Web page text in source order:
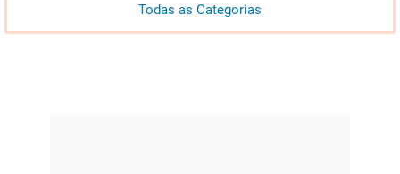
Todas as Categorias